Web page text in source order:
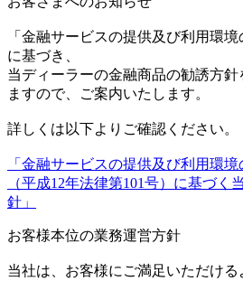
「金融サービスの提供及び利用環
に基づき、
当ディーラーの金融商品の勧誘方針
ますので、ご案内いたします。
詳しくは以下よりご確認ください。
「金融サービスの提供及び利用環
（平成12年法律第101号）に基づく
針」
お客様本位の業務運営方針
当社は、お客様にご満足いただけ